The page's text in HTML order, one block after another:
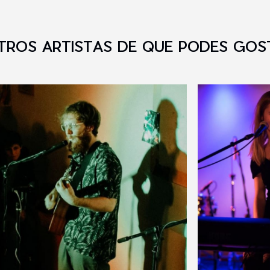
ARTISTAS DE QUE PODES